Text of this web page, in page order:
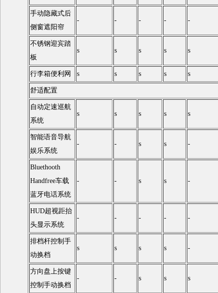
手动隐藏式后
侧窗遮阳帘
- - - - -
不锈钢迎宾踏
板
s s s s s
行李箱便利网 s s s s s
舒适配置
自动定速巡航
系统
s s s s s
智能语音导航
娱乐系统
- - s s -
Bluethooth
Handfree车载
蓝牙电话系统
- - s s -
HUD超视距抬
头显示系统
- - - - -
排档杆控制手
动换档
s s s s -
方向盘上按键
控制手动换档
- - s s s